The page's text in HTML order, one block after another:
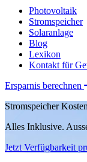
Photovoltaik
Stromspeicher
Solaranlage
Blog
Lexikon
Kontakt für
Ersparnis berechnen
Stromspeicher
Alles Inklusive.
Jetzt Verfügbarkeit